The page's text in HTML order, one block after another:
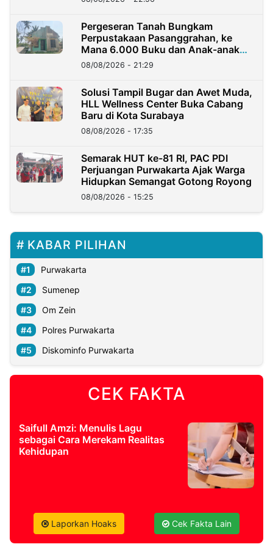
Pergeseran Tanah Bungkam
Perpustakaan Pasanggrahan, ke
Mana 6.000 Buku dan Anak-anak
Kini?
08/08/2026 - 21:29
Solusi Tampil Bugar dan Awet Muda,
HLL Wellness Center Buka Cabang
Baru di Kota Surabaya
08/08/2026 - 17:35
Semarak HUT ke-81 RI, PAC PDI
Perjuangan Purwakarta Ajak Warga
Hidupkan Semangat Gotong Royong
08/08/2026 - 15:25
KABAR PILIHAN
Purwakarta
Sumenep
Om Zein
Polres Purwakarta
Diskominfo Purwakarta
CEK FAKTA
Saifull Amzi: Menulis Lagu
sebagai Cara Merekam Realitas
Kehidupan
Laporkan Hoaks Cek Fakta Lain